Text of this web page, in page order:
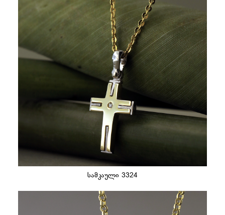
სამკაული 3324